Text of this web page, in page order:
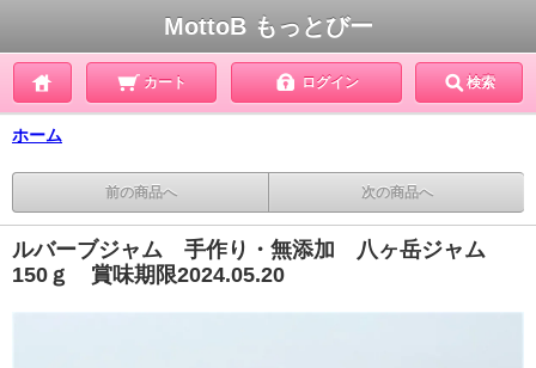
MottoB もっとびー
カート ログイン 検索
ホーム
前の商品へ 次の商品へ
ルバーブジャム 手作り・無添加 八ヶ岳ジャム
150ｇ 賞味期限2024.05.20